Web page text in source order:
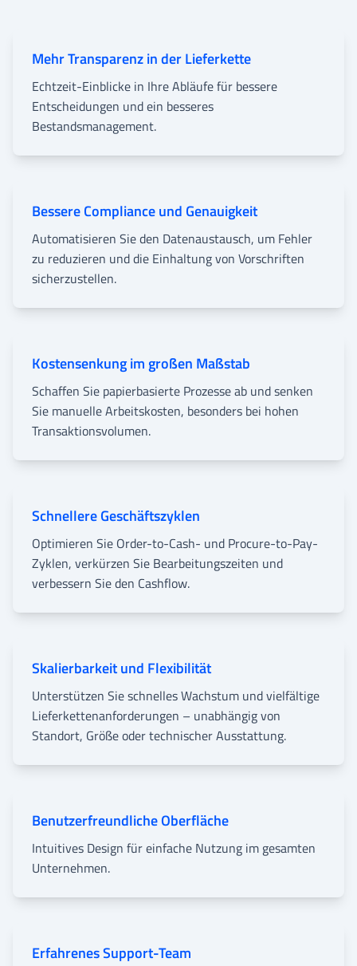
Mehr Transparenz in der Lieferkette
Echtzeit-Einblicke in Ihre Abläufe für bessere
Entscheidungen und ein besseres
Bestandsmanagement.
Bessere Compliance und Genauigkeit
Automatisieren Sie den Datenaustausch, um Fehler
zu reduzieren und die Einhaltung von Vorschriften
sicherzustellen.
Kostensenkung im großen Maßstab
Schaffen Sie papierbasierte Prozesse ab und senken
Sie manuelle Arbeitskosten, besonders bei hohen
Transaktionsvolumen.
Schnellere Geschäftszyklen
Optimieren Sie Order-to-Cash- und Procure-to-Pay-
Zyklen, verkürzen Sie Bearbeitungszeiten und
verbessern Sie den Cashflow.
Skalierbarkeit und Flexibilität
Unterstützen Sie schnelles Wachstum und vielfältige
Lieferkettenanforderungen – unabhängig von
Standort, Größe oder technischer Ausstattung.
Benutzerfreundliche Oberfläche
Intuitives Design für einfache Nutzung im gesamten
Unternehmen.
Erfahrenes Support-Team